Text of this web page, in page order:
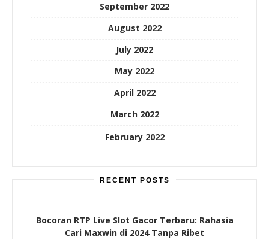
September 2022
August 2022
July 2022
May 2022
April 2022
March 2022
February 2022
RECENT POSTS
Bocoran RTP Live Slot Gacor Terbaru: Rahasia
Cari Maxwin di 2024 Tanpa Ribet